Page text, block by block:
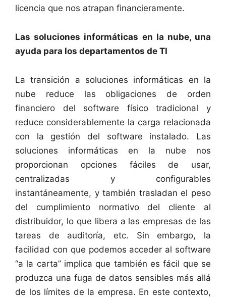
licencia que nos atrapan financieramente.
Las soluciones informáticas en la nube, una
ayuda para los departamentos de TI
La transición a soluciones informáticas en la
nube reduce las obligaciones de orden
financiero del software físico tradicional y
reduce considerablemente la carga relacionada
con la gestión del software instalado. Las
soluciones informáticas en la nube nos
proporcionan opciones fáciles de usar,
centralizadas y configurables
instantáneamente, y también trasladan el peso
del cumplimiento normativo del cliente al
distribuidor, lo que libera a las empresas de las
tareas de auditoría, etc. Sin embargo, la
facilidad con que podemos acceder al software
“a la carta” implica que también es fácil que se
produzca una fuga de datos sensibles más allá
de los límites de la empresa. En este contexto,